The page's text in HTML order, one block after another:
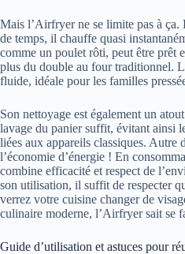
Mais l’Airfryer ne se limite pas à
de temps, il chauffe quasi
comme un poulet rôti, peut être prêt
plus du double au four traditionnel.
fluide, idéale pour les familles
Son nettoyage est également un
lavage du panier suffit, évitant ainsi
liées aux appareils classiques. Autre
l’économie d’énergie ! En
combine efficacité et respect de
son utilisation, il suffit de respecter
verrez votre cuisine changer de
culinaire moderne, l’Airfryer sait se
Guide d’utilisation et astuces pour